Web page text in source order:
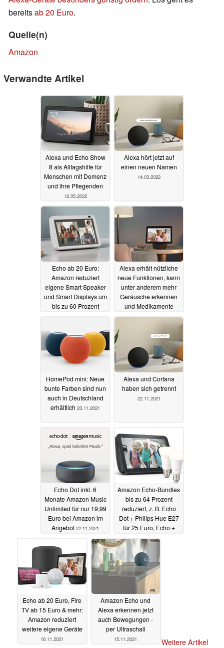
bereitsab 20 Euro.
Quelle(n)
Amazon
Verwandte Artikel
Alexa und Echo Show
8 als Alltagshilfe für
Menschen mit Demenz
und ihre Pflegenden
12.05.2022
Alexa hört jetzt auf
einen neuen Namen
14.03.2022
Echo ab 20 Euro:
Amazon reduziert
eigene Smart Speaker
und Smart Displays um
bis zu 60 Prozent
Alexa erhält nützliche
neue Funktionen, kann
unter anderem mehr
Geräusche erkennen
und Medikamente
bestellen02.12.2021
HomePod mini: Neue
bunte Farben sind nun
auch in Deutschland
erhältlich 23.11.2021
Alexa und Cortana
haben sich getrennt
22.11.2021
Echo Dot inkl. 6
Monate Amazon Music
Unlimited für nur 19,99
Euro bei Amazon im
Angebot 22.11.2021
Amazon Echo-Bundles
bis zu 64 Prozent
reduziert, z. B. Echo
Dot + Philips Hue E27
für 25 Euro, Echo +
Smart Plug für 67 Euro
21.11.2021
Echo ab 20 Euro, Fire
TV ab 15 Euro & mehr:
Amazon reduziert
weitere eigene Geräte
16.11.2021
Amazon Echo und
Alexa erkennen jetzt
auch Bewegungen -
per Ultraschall
15.11.2021
Weitere Artikel